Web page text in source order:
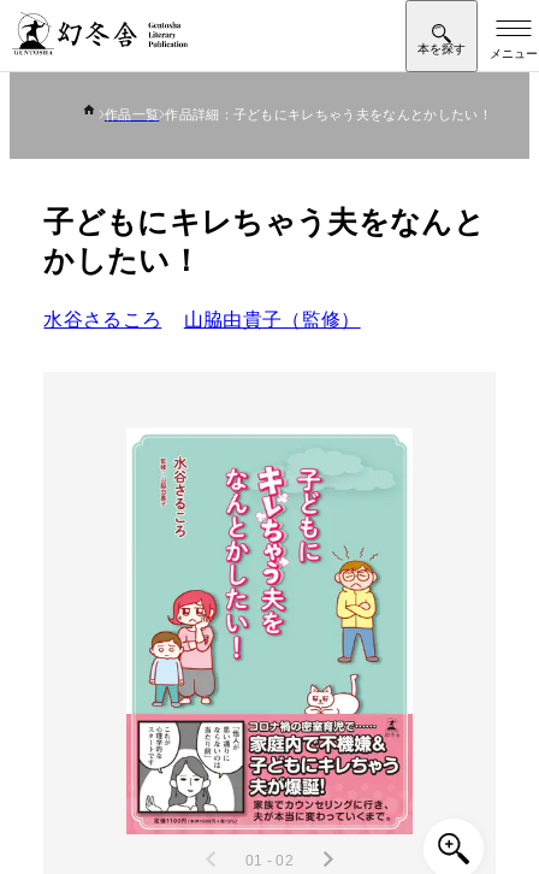
作品一覧 作品詳細：子どもにキレちゃう夫をなんとかしたい！
子どもにキレちゃう夫をなんと
かしたい！
水谷さるころ 山脇由貴子（監修）
01 - 02